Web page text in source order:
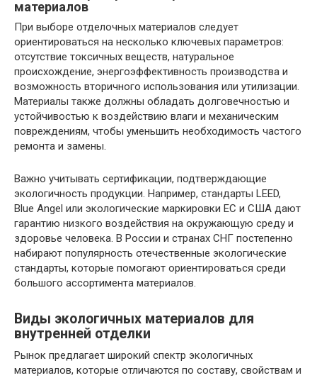
материалов
При выборе отделочных материалов следует
ориентироваться на несколько ключевых параметров:
отсутствие токсичных веществ, натуральное
происхождение, энергоэффективность производства и
возможность вторичного использования или утилизации.
Материалы также должны обладать долговечностью и
устойчивостью к воздействию влаги и механическим
повреждениям, чтобы уменьшить необходимость частого
ремонта и замены.
Важно учитывать сертификации, подтверждающие
экологичность продукции. Например, стандарты LEED,
Blue Angel или экологические маркировки ЕС и США дают
гарантию низкого воздействия на окружающую среду и
здоровье человека. В России и странах СНГ постепенно
набирают популярность отечественные экологические
стандарты, которые помогают ориентироваться среди
большого ассортимента материалов.
Виды экологичных материалов для
внутренней отделки
Рынок предлагает широкий спектр экологичных
материалов, которые отличаются по составу, свойствам и